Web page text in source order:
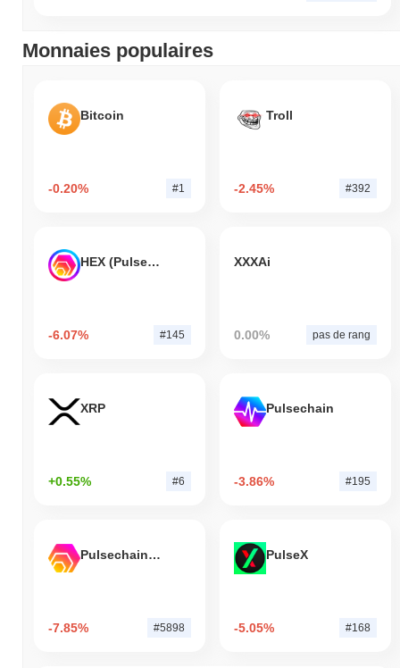
Monnaies populaires
Bitcoin
-0.20% #1
Troll
-2.45% #392
HEX (Pulsechain)
-6.07% #145
XXXAi
0.00% pas de rang
XRP
+0.55% #6
Pulsechain
-3.86% #195
Pulsechain Bridged HEX (Pulsechain)
-7.85% #5898
PulseX
-5.05% #168